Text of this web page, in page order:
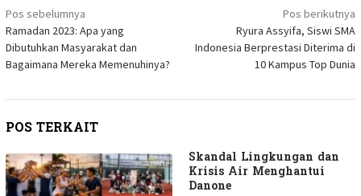
Navigasi
pos
Pos sebelumnya
Ramadan 2023: Apa yang
Dibutuhkan Masyarakat dan
Bagaimana Mereka Memenuhinya?
Pos berikutnya
Ryura Assyifa, Siswi SMA
Indonesia Berprestasi Diterima di
10 Kampus Top Dunia
POS TERKAIT
Skandal Lingkungan dan
Krisis Air Menghantui
Danone